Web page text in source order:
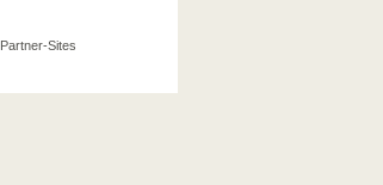
Partner-Sites